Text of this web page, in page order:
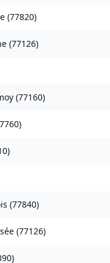
(77820)
(77126)
(77160)
)
)
(77840)
(77126)
)